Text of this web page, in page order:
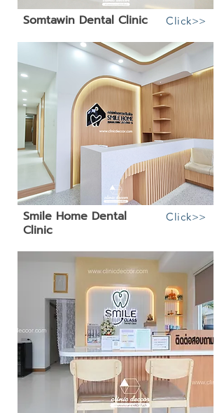
Somtawin Dental Clinic Click>>
Smile Home Dental
Clinic
Click>>